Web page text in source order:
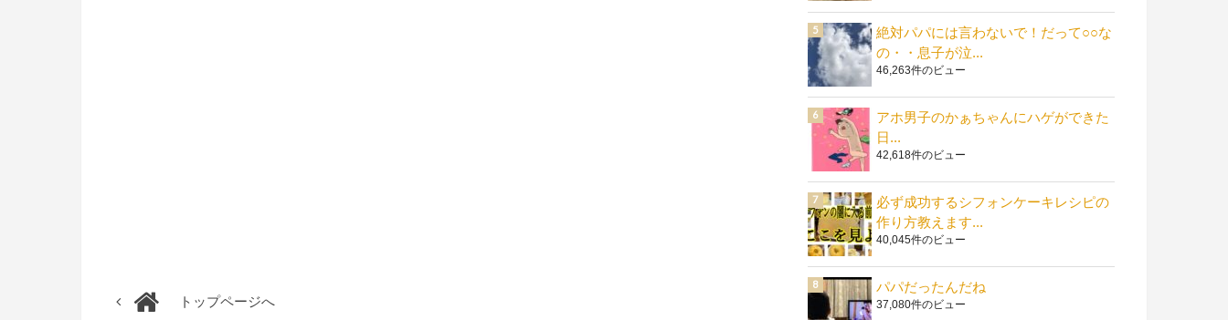
トップページへ
絶対パパには言わないで！だって○○な
の・・息子が泣...
46,263件のビュー
アホ男子のかぁちゃんにハゲができた
日...
42,618件のビュー
必ず成功するシフォンケーキレシピの
作り方教えます...
40,045件のビュー
パパだったんだね
37,080件のビュー